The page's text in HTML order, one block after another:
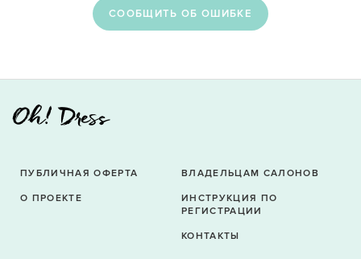
CООБЩИТЬ ОБ ОШИБКЕ
ПУБЛИЧНАЯ ОФЕРТА
О ПРОЕКТЕ
ВЛАДЕЛЬЦАМ САЛОНОВ
ИНСТРУКЦИЯ ПО
РЕГИСТРАЦИИ
КОНТАКТЫ